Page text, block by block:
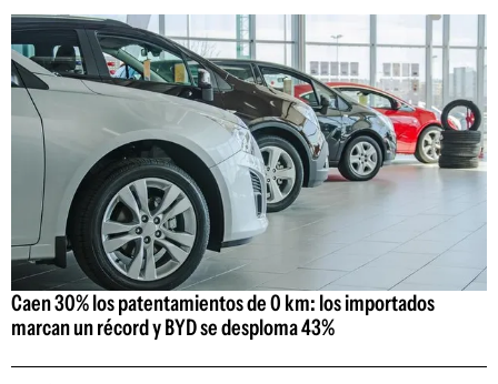
Caen 30% los patentamientos de 0 km: los importados
marcan un récord y BYD se desploma 43%